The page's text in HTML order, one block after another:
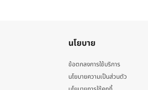
นโยบาย
ข้อตกลงการใช้บริการ
นโยบายความเป็นส่วนตัว